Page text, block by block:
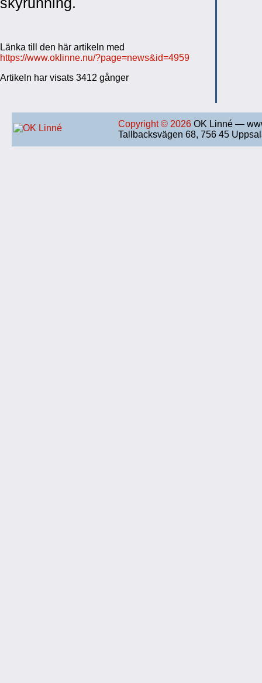
skyrunning.
Länka till den här artikeln med
https://www.oklinne.nu/?page=news&id=4959
Artikeln har visats 3412 gånger
Copyright © 2026 OK Linné —
Tallbacksvägen 68, 756 45